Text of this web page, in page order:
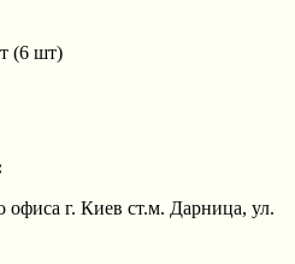
(6 шт)
г. Киев ст.м. Дарница, ул.